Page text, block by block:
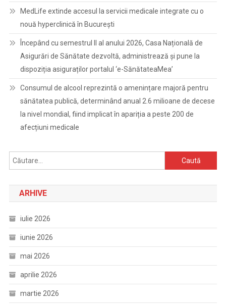
MedLife extinde accesul la servicii medicale integrate cu o
nouă hyperclinică în București
Începând cu semestrul II al anului 2026, Casa Națională de
Asigurări de Sănătate dezvoltă, administrează și pune la
dispoziția asiguraților portalul ‘e-SănătateaMea’
Consumul de alcool reprezintă o amenințare majoră pentru
sănătatea publică, determinând anual 2.6 milioane de decese
la nivel mondial, fiind implicat în apariția a peste 200 de
afecțiuni medicale
Caută
după:
ARHIVE
iulie 2026
iunie 2026
mai 2026
aprilie 2026
martie 2026